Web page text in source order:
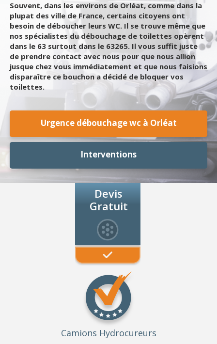
Souvent, dans les environs de Orléat, comme dans la
plupat des ville de France, certains citoyens ont
besoin de déboucher leurs WC. Il se trouve même que
nos spécialistes du débouchage de toilettes opèrent
dans le 63 surtout dans le 63265. Il vous suffit juste
de prendre contact avec nous pour que nous allion
jusque chez vous immédiatement et que nous faisions
disparaître ce bouchon a décidé de bloquer vos
toilettes.
Urgence débouchage wc à Orléat
Interventions
Devis
Gratuit
Camions Hydrocureurs